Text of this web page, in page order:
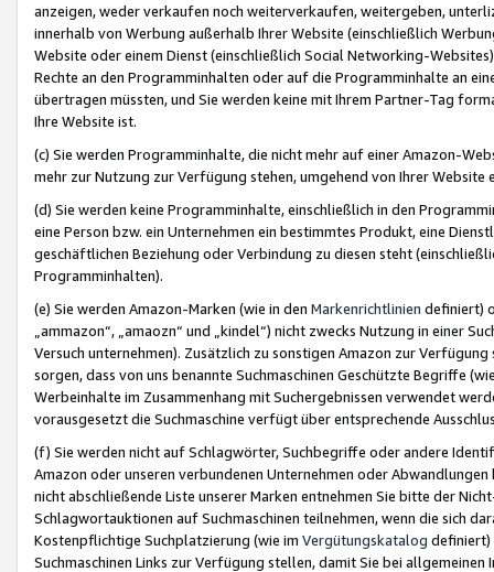
anzeigen, weder verkaufen noch weiterverkaufen, weitergeben,
innerhalb von Werbung außerhalb Ihrer Website (einschließlich
Website oder einem Dienst (einschließlich Social Networking-
Rechte an den Programminhalten oder auf die Programminhalte an
übertragen müssten, und Sie werden keine mit Ihrem Partner-Tag
Ihre Website ist.
(c) Sie werden Programminhalte, die nicht mehr auf einer Amazon-
mehr zur Nutzung zur Verfügung stehen, umgehend von Ihrer
(d) Sie werden keine Programminhalte, einschließlich in den
eine Person bzw. ein Unternehmen ein bestimmtes Produkt, eine
geschäftlichen Beziehung oder Verbindung zu diesen steht
Programminhalten).
(e) Sie werden Amazon-Marken (wie in den Markenrichtlinien definiert)
„ammazon“, „amaozn“ und „kindel“) nicht zwecks Nutzung in einer
Versuch unternehmen). Zusätzlich zu sonstigen Amazon zur
sorgen, dass von uns benannte Suchmaschinen Geschützte Begriffe
Werbeinhalte im Zusammenhang mit Suchergebnissen verwendet
vorausgesetzt die Suchmaschine verfügt über entsprechende
(f) Sie werden nicht auf Schlagwörter, Suchbegriffe oder andere
Amazon oder unseren verbundenen Unternehmen oder
nicht abschließende Liste unserer Marken entnehmen Sie bitte der
Schlagwortauktionen auf Suchmaschinen teilnehmen, wenn die sich
Kostenpflichtige Suchplatzierung (wie im Vergütungskatalog definiert)
Suchmaschinen Links zur Verfügung stellen, damit Sie bei